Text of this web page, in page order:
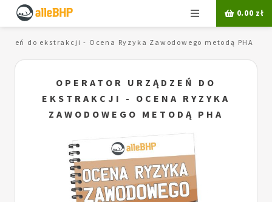
Menu 0.00 zł
do ekstrakcji - Ocena Ryzyka Zawodowego metodą PHA
OPERATOR URZĄDZEŃ DO
EKSTRAKCJI - OCENA RYZYKA
ZAWODOWEGO METODĄ PHA